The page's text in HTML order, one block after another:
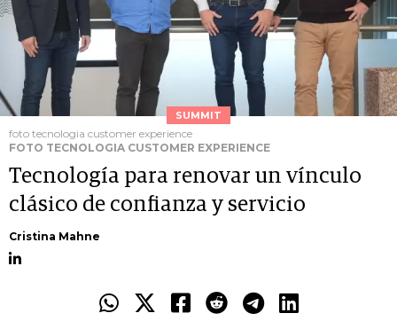
SUMMIT
foto tecnologia customer experience
FOTO TECNOLOGIA CUSTOMER EXPERIENCE
Tecnología para renovar un vínculo
clásico de confianza y servicio
Cristina Mahne